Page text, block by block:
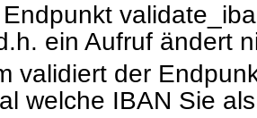
ein Aufruf ändert
validiert der
welche IBAN Sie